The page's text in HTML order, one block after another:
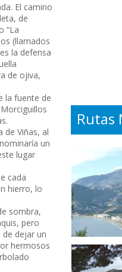
El camino
de
“La
(llamados
la defensa
de ojiva,
la fuente de
de Viñas, al
un
lugar
cada
hierro, lo
sombra,
pero
dejar un
hermosos
Rutas